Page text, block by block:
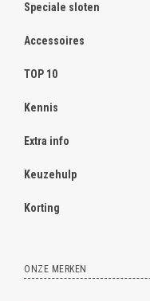
Speciale sloten
Accessoires
TOP 10
Kennis
Extra info
Keuzehulp
Korting
ONZE MERKEN